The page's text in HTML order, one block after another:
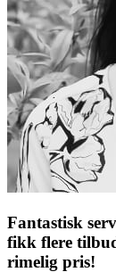
Fantastisk
fikk flere
rimelig pris!